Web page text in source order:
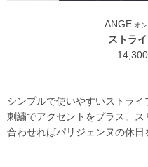
ANGE オ
ストラ
シンプルで使いやすいストラ
刺繍でアクセントをプラス。
合わせればパリジェンヌの休日